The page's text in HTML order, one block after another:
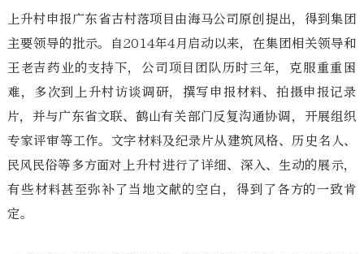
上升村申报广东省古村落项目由海马公司原创提出，得到集团
主要领导的批示。自2014年4月启动以来，在集团相关领导和
王老吉药业的支持下，公司项目团队历时三年，克服重重困
难，多次到上升村访谈调研，撰写申报材料、拍摄申报记录
片，并与广东省文联、鹤山有关部门反复沟通协调，开展组织
专家评审等工作。文字材料及纪录片从建筑风格、历史名人、
民风民俗等多方面对上升村进行了详细、深入、生动的展示，
有些材料甚至弥补了当地文献的空白，得到了各方的一致肯
定。